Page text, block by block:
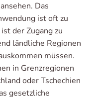
Das
ist oft zu
der Zugang zu
ländliche Regionen
müssen.
in Grenzregionen
oder Tschechien
gesetzliche